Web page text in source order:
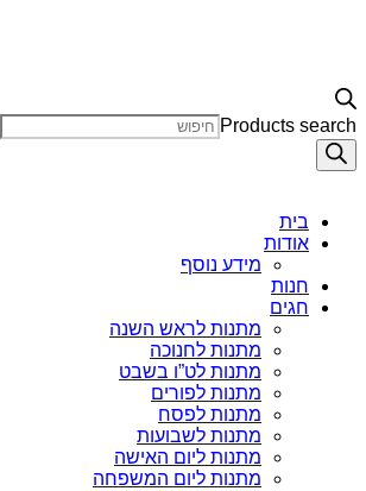
Products search
בית
אודות
מידע נוסף
חנות
חגים
מתנות לראש השנה
מתנות לחנוכה
מתנות לט”ו בשבט
מתנות לפורים
מתנות לפסח
מתנות לשבועות
מתנות ליום האישה
מתנות ליום המשפחה